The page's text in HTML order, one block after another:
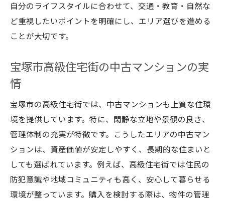
自分のライフスタイルに合わせて、交通・教育・自然な
ど重視したいポイントを明確にし、エリア選びを進める
ことが大切です。
宝塚市高級住宅街の中古マンションの実
情
宝塚市の高級住宅街では、中古マンションも上質な住環
境を提供しています。特に、閑静な立地や景観の良さ、
管理体制の充実が特徴です。こうしたエリアの中古マン
ションは、資産価値が安定しやすく、長期的な住まいと
しても選ばれています。例えば、高級住宅街では住民の
防犯意識や地域コミュニティも高く、安心して暮らせる
環境が整っています。購入を検討する際は、物件の管理